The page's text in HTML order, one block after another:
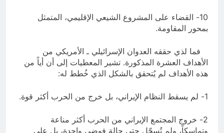
10- القضاء على المشروع الشيعي الإقليمي، المتمثل
بمحور المقاومة.
فما لذي حققه العدوان الإسرائيلي ـ الأمريكي من
الأهداف العشرة المذكورة. تشير المعطيات إلى أن أياً من
هذه الأهداف لم يُتحقق بالشكل الذي خُطط له:
1- لم يسقط النظام الإيراني، بل خرج من الحرب أكثر قوة.
2- خروج المجتمع الإيراني من الحرب أكثر مناعة
وتماسكاً، ولم تُسجّل حتى حالة فوضى واحدة، بل على